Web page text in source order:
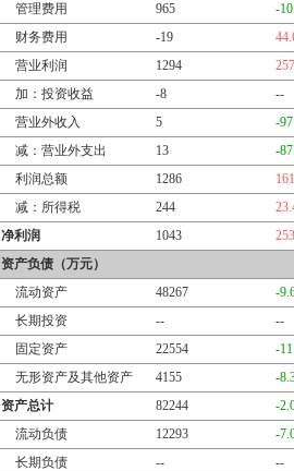
管理费用
965
-
财务费用
-19
营业利润
1294
加：投资收益
-8
--
营业外收入
5
-
减：营业外支出
13
-
利润总额
1286
减：所得税
244
净利润
1043
资产负债（万元）
流动资产
48267
-
长期投资
--
--
固定资产
22554
-
无形资产及其他资产
4155
-
资产总计
82244
-
流动负债
12293
-
长期负债
--
--